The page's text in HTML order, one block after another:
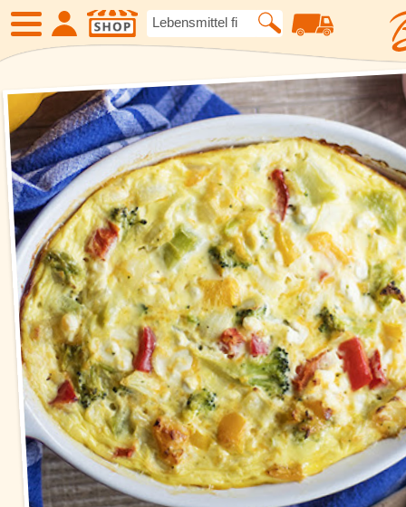
SHOP
Neue Produkte Angebote
Eiskrem Früchte
Gemüse Suppen
Kartoffelspezialitäten Gewürze
Geflügel Fleisch
Fisch Pizzen und
Snacks